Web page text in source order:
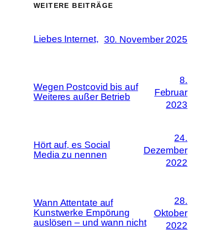
WEITERE BEITRÄGE
Liebes Internet, 30. November 2025
Wegen Postcovid bis auf
Weiteres außer Betrieb
8.
Februar
2023
Hört auf, es Social
Media zu nennen
24.
Dezember
2022
Wann Attentate auf
Kunstwerke Empörung
auslösen – und wann nicht
28.
Oktober
2022